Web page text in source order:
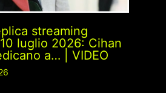
streaming
luglio 2026: Cihan
a… | VIDEO